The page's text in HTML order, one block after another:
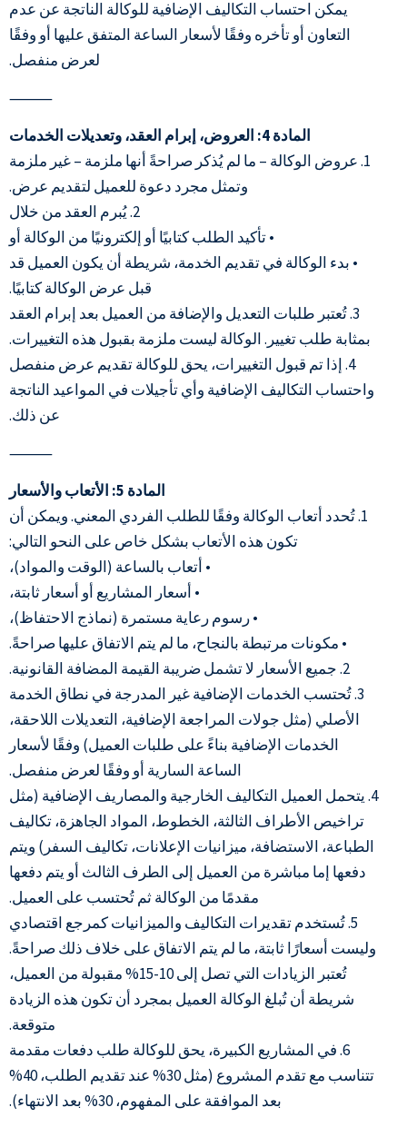
يمكن احتساب التكاليف الإضافية للوكالة الناتجة عن عدم
التعاون أو تأخره وفقًا لأسعار الساعة المتفق عليها أو وفقًا
لعرض منفصل.
⸻
المادة 4: العروض، إبرام العقد، وتعديلات الخدمات
1. عروض الوكالة – ما لم يُذكر صراحةً أنها ملزمة – غير ملزمة
وتمثل مجرد دعوة للعميل لتقديم عرض.
2. يُبرم العقد من خلال
• تأكيد الطلب كتابيًا أو إلكترونيًا من الوكالة أو
• بدء الوكالة في تقديم الخدمة، شريطة أن يكون العميل قد
قبل عرض الوكالة كتابيًا.
3. تُعتبر طلبات التعديل والإضافة من العميل بعد إبرام العقد
بمثابة طلب تغيير. الوكالة ليست ملزمة بقبول هذه التغييرات.
4. إذا تم قبول التغييرات، يحق للوكالة تقديم عرض منفصل
واحتساب التكاليف الإضافية وأي تأجيلات في المواعيد الناتجة
عن ذلك.
⸻
المادة 5: الأتعاب والأسعار
1. تُحدد أتعاب الوكالة وفقًا للطلب الفردي المعني. ويمكن أن
تكون هذه الأتعاب بشكل خاص على النحو التالي:
• أتعاب بالساعة (الوقت والمواد)،
• أسعار المشاريع أو أسعار ثابتة،
• رسوم رعاية مستمرة (نماذج الاحتفاظ)،
• مكونات مرتبطة بالنجاح، ما لم يتم الاتفاق عليها صراحةً.
2. جميع الأسعار لا تشمل ضريبة القيمة المضافة القانونية.
3. تُحتسب الخدمات الإضافية غير المدرجة في نطاق الخدمة
الأصلي (مثل جولات المراجعة الإضافية، التعديلات اللاحقة،
الخدمات الإضافية بناءً على طلبات العميل) وفقًا لأسعار
الساعة السارية أو وفقًا لعرض منفصل.
4. يتحمل العميل التكاليف الخارجية والمصاريف الإضافية (مثل
تراخيص الأطراف الثالثة، الخطوط، المواد الجاهزة، تكاليف
الطباعة، الاستضافة، ميزانيات الإعلانات، تكاليف السفر) ويتم
دفعها إما مباشرة من العميل إلى الطرف الثالث أو يتم دفعها
مقدمًا من الوكالة ثم تُحتسب على العميل.
5. تُستخدم تقديرات التكاليف والميزانيات كمرجع اقتصادي
وليست أسعارًا ثابتة، ما لم يتم الاتفاق على خلاف ذلك صراحةً.
تُعتبر الزيادات التي تصل إلى 10-15% مقبولة من العميل،
شريطة أن تُبلغ الوكالة العميل بمجرد أن تكون هذه الزيادة
متوقعة.
6. في المشاريع الكبيرة، يحق للوكالة طلب دفعات مقدمة
تتناسب مع تقدم المشروع (مثل 30% عند تقديم الطلب، 40%
بعد الموافقة على المفهوم، 30% بعد الانتهاء).